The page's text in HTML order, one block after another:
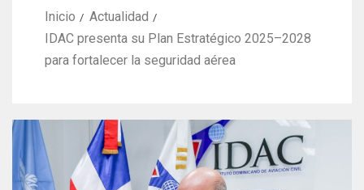
Inicio
Actualidad
IDAC presenta su Plan Estratégico 2025–2028
para fortalecer la seguridad aérea